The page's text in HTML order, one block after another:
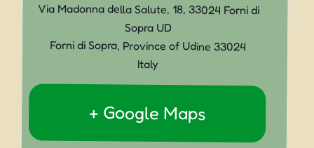
Via Madonna della Salute, 18, 33024 Forni di
Sopra UD
Forni di Sopra, Province of Udine 33024
Italy
+ Google Maps